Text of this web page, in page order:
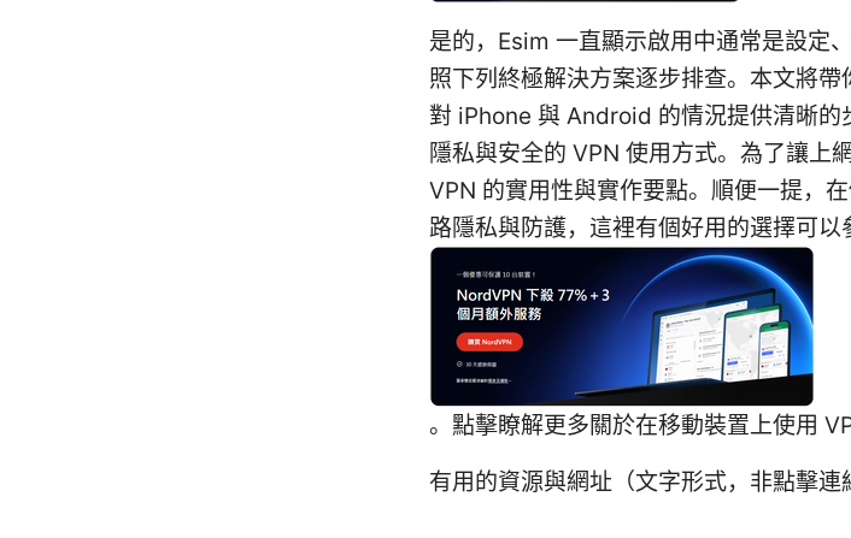
是的，Esim 一直顯示啟用中通常是設定
照下列終極解決方案逐步排查。本文將
對 iPhone 與 Android 的情況提供清晰的
隱私與安全的 VPN 使用方式。為了讓上
VPN 的實用性與實作要點。順便一提，
路隱私與防護，這裡有個好用的選擇可以
。點擊瞭解更多關於在移動裝置上使用
有用的資源與網址（文字形式，非點擊連